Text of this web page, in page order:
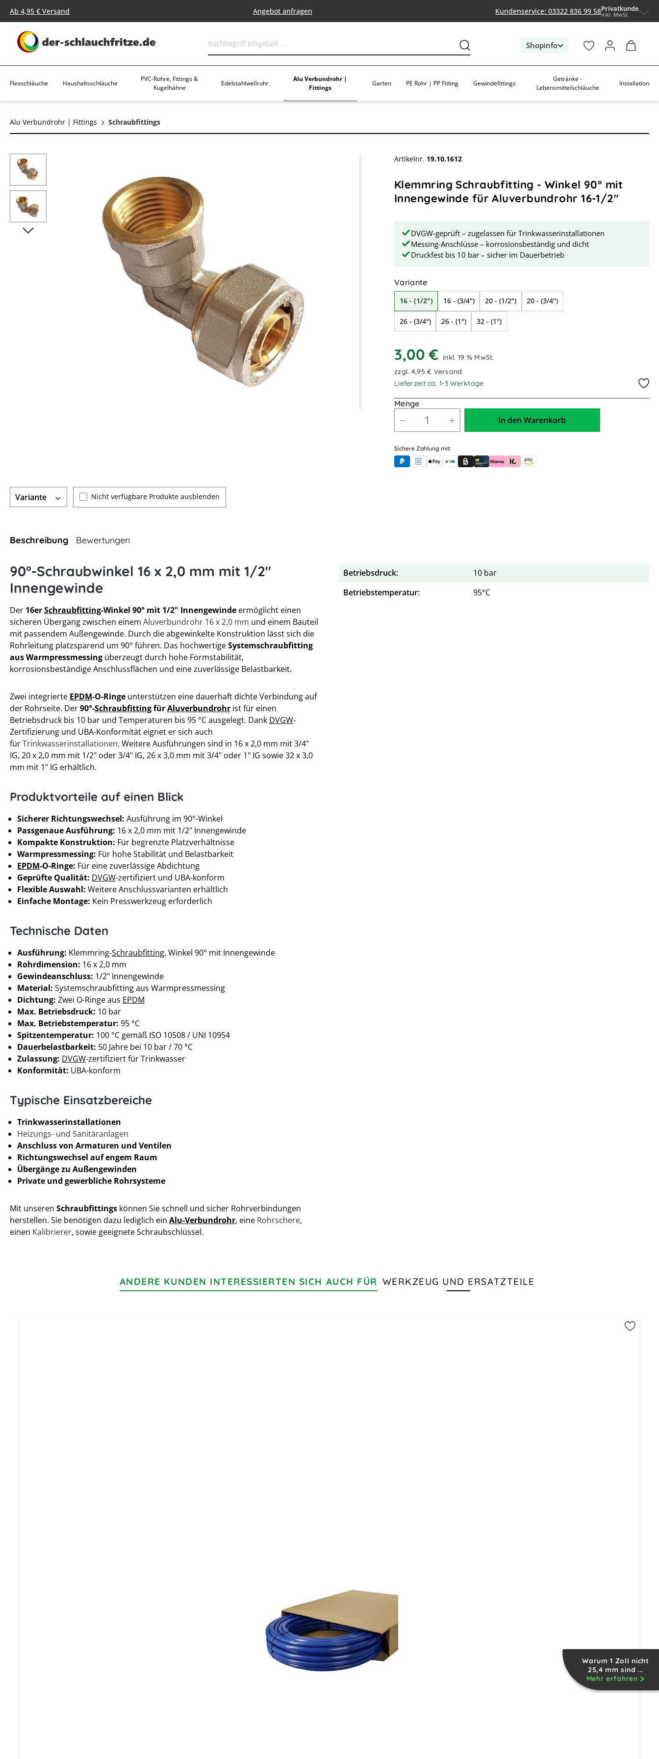
Zur Hauptnavigation springen
Ab 4,95 € Versand Angebot anfragen Kundenservice: 03322 836 99 58Privatkunde
inkl. MwSt.
Shopinfo
Flexschläuche Haushaltsschläuche
PVC-Rohre, Fittings &
Kugelhähne
Edelstahlwellrohr
Alu Verbundrohr |
Fittings
Garten PE Rohr | PP Fitting Gewindefittings
Getränke -
Lebensmittelschläuche
Installation
Warum 1 Zoll nicht
25,4 mm sind ...
Mehr erfahren
Alu Verbundrohr | Fittings Schraubfittings
Bildergalerie überspringen Artikelnr. 19.10.1612
Klemmring Schraubfitting - Winkel 90° mit
Innengewinde für Aluverbundrohr 16-1/2"
DVGW-geprüft – zugelassen für Trinkwasserinstallationen
Messing-Anschlüsse – korrosionsbeständig und dicht
Druckfest bis 10 bar – sicher im Dauerbetrieb
Varianteauswählen
16 - (1/2") 16 - (3/4") 20 - (1/2") 20 - (3/4")
26 - (3/4") 26 - (1") 32 - (1")
3,00 €
inkl. 19 % MwSt.
zzgl. 4,95 € Versand
Lieferzeit ca. 1-3 Werktage
Menge
In den Warenkorb
Sichere Zahlung mit:
PayPalRechnungskauf (für Behörden)
Apple PayBanküberweisung (vorab)
Rechnungskauf (Billie)
Kreditkarte
Rechnung oder Ratenkauf (Klarna)
Sofortüberweisung (Klarna)
Amazon Pay
Variante Nicht verfügbare Produkte ausblenden
Beschreibung Bewertungen
90°-Schraubwinkel 16 x 2,0 mm mit 1/2"
Innengewinde
Der 16erSchraubfitting-Winkel 90° mit 1/2" Innengewinde ermöglicht einen
sicheren Übergang zwischen einem Aluverbundrohr 16 x 2,0 mm und einem Bauteil
mit passendem Außengewinde. Durch die abgewinkelte Konstruktion lässt sich die
Rohrleitung platzsparend um 90° führen. Das hochwertigeSystemschraubfitting
aus Warmpressmessing überzeugt durch hohe Formstabilität,
korrosionsbeständige Anschlussflächen und eine zuverlässige Belastbarkeit.
Zwei integrierte EPDM-O-Ringe unterstützen eine dauerhaft dichte Verbindung auf
der Rohrseite. Der90°-SchraubfittingfürAluverbundrohr ist für einen
Betriebsdruck bis 10 bar und Temperaturen bis 95 °C ausgelegt. Dank DVGW-
Zertifizierung und UBA-Konformität eignet er sich auch
fürTrinkwasserinstallationen. Weitere Ausführungen sind in 16 x 2,0 mm mit 3/4"
IG, 20 x 2,0 mm mit 1/2" oder 3/4" IG, 26 x 3,0 mm mit 3/4" oder 1" IG sowie 32 x 3,0
mm mit 1" IG erhältlich.
Produktvorteile auf einen Blick
Sicherer Richtungswechsel: Ausführung im 90°-Winkel
Passgenaue Ausführung: 16 x 2,0 mm mit 1/2" Innengewinde
Kompakte Konstruktion: Für begrenzte Platzverhältnisse
Warmpressmessing: Für hohe Stabilität und Belastbarkeit
EPDM-O-Ringe: Für eine zuverlässige Abdichtung
Geprüfte Qualität: DVGW-zertifiziert und UBA-konform
Flexible Auswahl: Weitere Anschlussvarianten erhältlich
Einfache Montage: Kein Presswerkzeug erforderlich
Technische Daten
Ausführung: Klemmring-Schraubfitting, Winkel 90° mit Innengewinde
Rohrdimension: 16 x 2,0 mm
Gewindeanschluss: 1/2" Innengewinde
Material: Systemschraubfitting aus Warmpressmessing
Dichtung: Zwei O-Ringe aus EPDM
Max. Betriebsdruck: 10 bar
Max. Betriebstemperatur: 95 °C
Spitzentemperatur: 100 °C gemäß ISO 10508 / UNI 10954
Dauerbelastbarkeit: 50 Jahre bei 10 bar / 70 °C
Zulassung: DVGW-zertifiziert für Trinkwasser
Konformität: UBA-konform
Typische Einsatzbereiche
Trinkwasserinstallationen
Heizungs- und Sanitäranlagen
Anschluss von Armaturen und Ventilen
Richtungswechsel auf engem Raum
Übergänge zu Außengewinden
Private und gewerbliche Rohrsysteme
Mit unseren Schraubfittings können Sie schnell und sicher Rohrverbindungen
herstellen. Sie benötigen dazu lediglich ein Alu-Verbundrohr, eine Rohrschere,
einen Kalibrierer, sowie geeignete Schraubschlüssel.
Betriebsdruck:
10 bar
Betriebstemperatur:
95°C
ANDERE KUNDEN INTERESSIERTEN SICH AUCH FÜR WERKZEUG UND ERSATZTEILE